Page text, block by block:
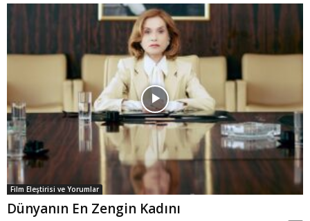
Film Eleştirisi ve Yorumlar
Dünyanın En Zengin Kadını